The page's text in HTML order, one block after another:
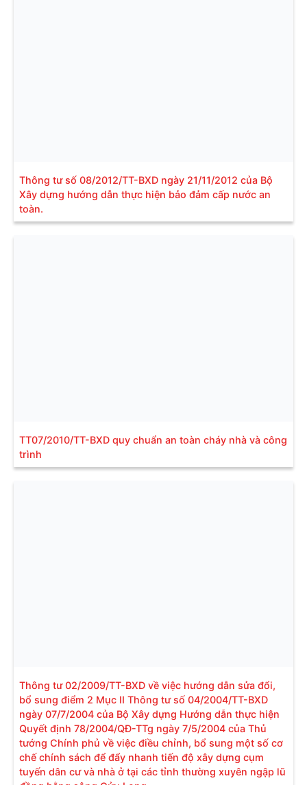
Thông tư số 08/2012/TT-BXD ngày 21/11/2012 của Bộ
Xây dựng hướng dẫn thực hiện bảo đảm cấp nước an
toàn.
TT07/2010/TT-BXD quy chuẩn an toàn cháy nhà và công
trình
Thông tư 02/2009/TT-BXD về việc hướng dẫn sửa đổi,
bổ sung điểm 2 Mục II Thông tư số 04/2004/TT-BXD
ngày 07/7/2004 của Bộ Xây dựng Hướng dẫn thực hiện
Quyết định 78/2004/QĐ-TTg ngày 7/5/2004 của Thủ
tướng Chính phủ về việc điều chỉnh, bổ sung một số cơ
chế chính sách để đẩy nhanh tiến độ xây dựng cụm
tuyến dân cư và nhà ở tại các tỉnh thường xuyên ngập lũ